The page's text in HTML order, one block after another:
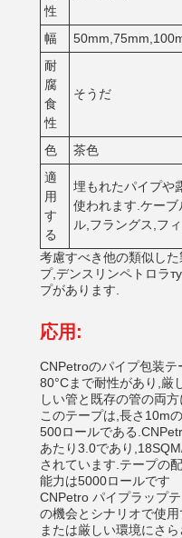
性
幅
耐
腐
食
性
そうだ
色
茶色
適
用
す
る
埋もれたパイプや
使われます.ケー
ル,フラングス,フ
考慮すべき他の類似し
プ,デンスリンペトロラ
プがあります.
応用:
CNPetroのパイプ包装
80°Cまで耐性があり,厳
しい管と既存の管の両
このテープは,長さ10m
500ロールである
あたり3.0であり
されています.テープの
能力は5000ロールです
CNPetro パイプラップ
の機会とシナリオで使
または厳しい環境にさ